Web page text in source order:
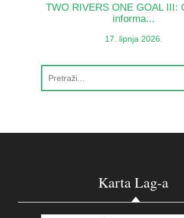
TWO RIVERS ONE GOAL III:
informa...
17. lipnja 2026.
Karta Lag-a